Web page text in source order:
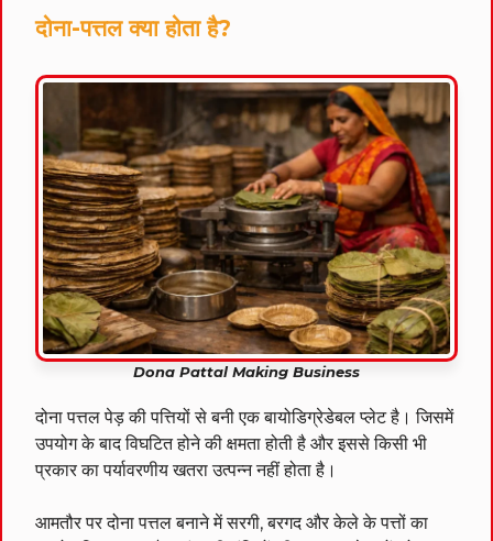
दोना-पत्तल क्या होता है?
Dona Pattal Making Business
दोना पत्तल पेड़ की पत्तियों से बनी एक बायोडिग्रेडेबल प्लेट है। जिसमें
उपयोग के बाद विघटित होने की क्षमता होती है और इससे किसी भी
प्रकार का पर्यावरणीय खतरा उत्पन्न नहीं होता है।
आमतौर पर दोना पत्तल बनाने में सरगी, बरगद और केले के पत्तों का